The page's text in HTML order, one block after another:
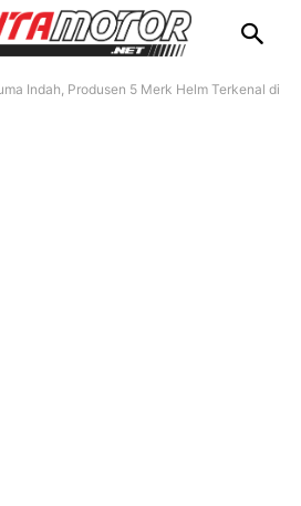
Indah, Produsen 5 Merk Helm Terkenal di